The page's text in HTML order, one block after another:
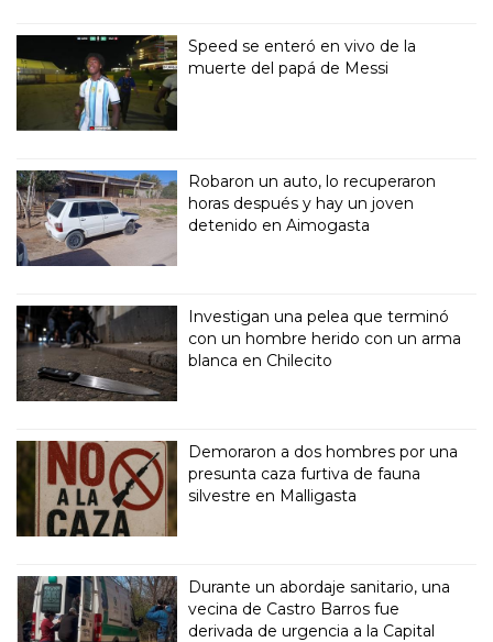
Speed se enteró en vivo de la
muerte del papá de Messi
Robaron un auto, lo recuperaron
horas después y hay un joven
detenido en Aimogasta
Investigan una pelea que terminó
con un hombre herido con un arma
blanca en Chilecito
Demoraron a dos hombres por una
presunta caza furtiva de fauna
silvestre en Malligasta
Durante un abordaje sanitario, una
vecina de Castro Barros fue
derivada de urgencia a la Capital